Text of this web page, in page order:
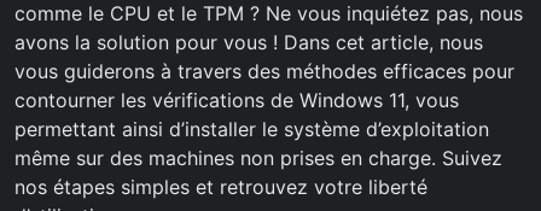
comme le CPU et le TPM ? Ne vous inquiétez pas, nous
avons la solution pour vous ! Dans cet article, nous
vous guiderons à travers des méthodes efficaces pour
contourner les vérifications de Windows 11, vous
permettant ainsi d’installer le système d’exploitation
même sur des machines non prises en charge. Suivez
nos étapes simples et retrouvez votre liberté